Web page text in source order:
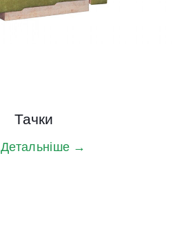
Тачки
Детальніше →